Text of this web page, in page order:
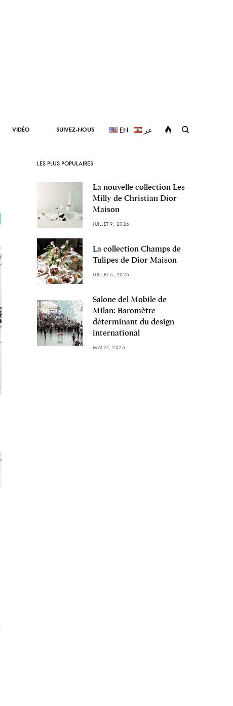
VIDÉO SUIVEZ-NOUS EN عر
LES PLUS POPULAIRES
La nouvelle collection Les
Milly de Christian Dior
Maison
JUILLET 9, 2026
La collection Champs de
Tulipes de Dior Maison
JUILLET 6, 2026
Salone del Mobile de
Milan: Baromètre
déterminant du design
international
MAI 27, 2026